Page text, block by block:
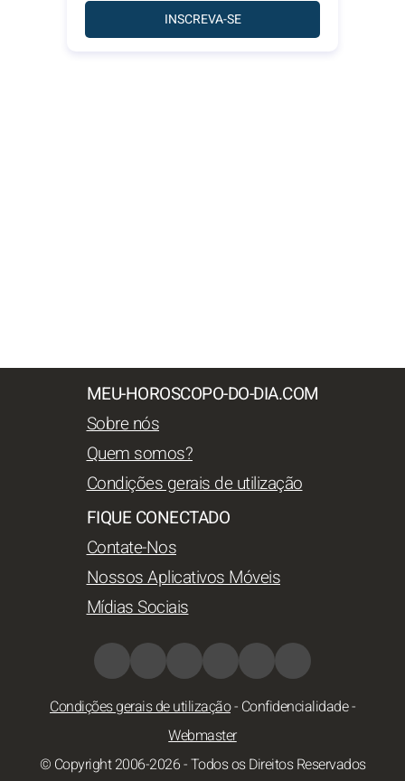
INSCREVA-SE
MEU-HOROSCOPO-DO-DIA.COM
Sobre nós
Quem somos?
Condições gerais de utilização
FIQUE CONECTADO
Contate-Nos
Nossos Aplicativos Móveis
Mídias Sociais
Condições gerais de utilização- Confidencialidade-
Webmaster
© Copyright 2006-2026 - Todos os Direitos Reservados